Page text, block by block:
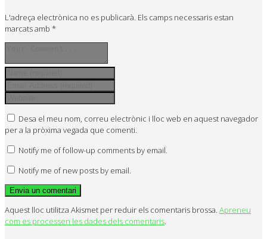
L'adreça electrònica no es publicarà. Els camps necessaris estan
marcats amb *
Desa el meu nom, correu electrònic i lloc web en aquest navegador
per a la pròxima vegada que comenti.
Notify me of follow-up comments by email.
Notify me of new posts by email.
Aquest lloc utilitza Akismet per reduir els comentaris brossa. Apreneu
com es processen les dades dels comentaris.